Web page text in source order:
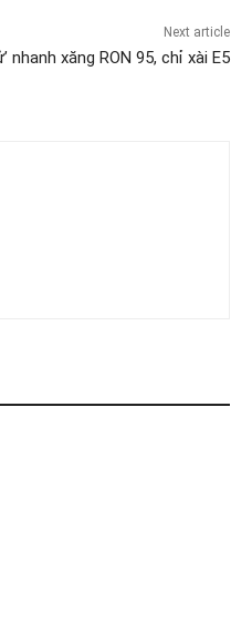
Next article
nhanh xăng RON 95, chỉ xài E5